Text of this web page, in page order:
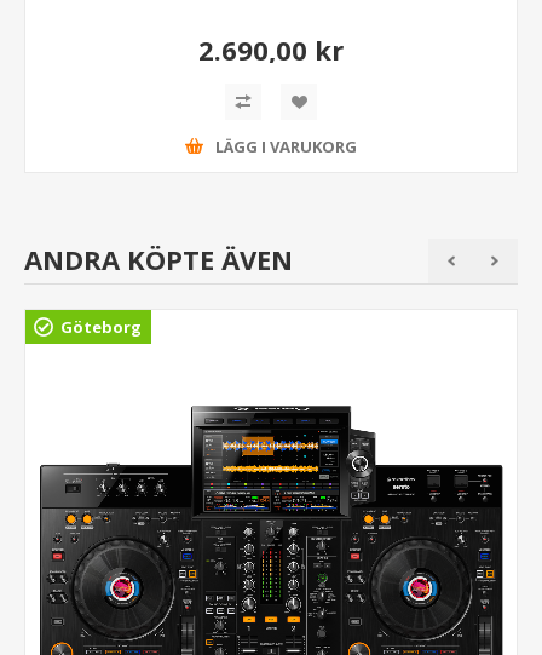
2.690,00 kr
LÄGG I VARUKORG
ANDRA KÖPTE ÄVEN
Göteborg